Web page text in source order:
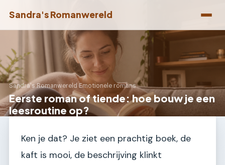
Sandra's Romanwereld
Sandra's Romanwereld›Emotionele romans
Eerste roman of tiende: hoe bouw je een
leesroutine op?
Ken je dat? Je ziet een prachtig boek, de
kaft is mooi, de beschrijving klinkt